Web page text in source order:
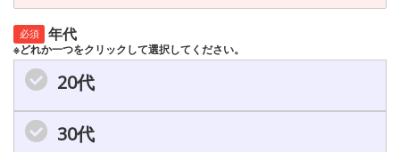
必須 年代
※どれか一つをクリックして選択してください。
20代
30代